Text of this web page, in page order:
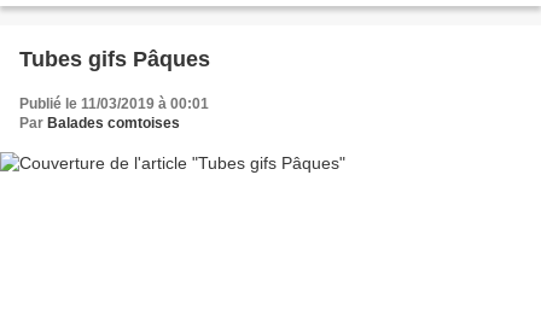
Tubes gifs Pâques
Publié le 11/03/2019 à 00:01
Par Balades comtoises